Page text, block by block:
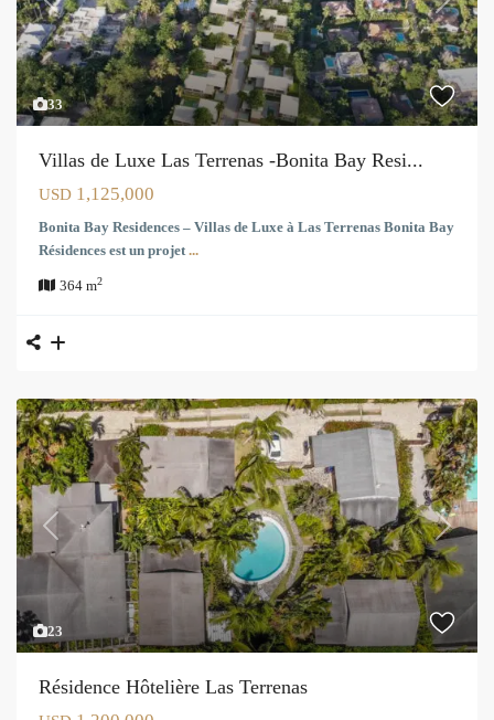
33
Previous Next
Villas de Luxe Las Terrenas -Bonita Bay Resi...
USD 1,125,000
Bonita Bay Residences – Villas de Luxe à Las Terrenas Bonita Bay
Résidences est un projet...
364 m2
23
Previous Next
Résidence Hôtelière Las Terrenas